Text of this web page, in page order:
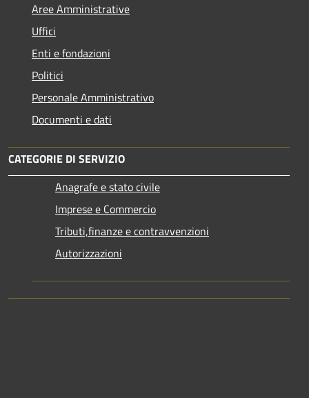
Aree Amministrative
Uffici
Enti e fondazioni
Politici
Personale Amministrativo
Documenti e dati
CATEGORIE DI SERVIZIO
Anagrafe e stato civile
Imprese e Commercio
Tributi,finanze e contravvenzioni
Autorizzazioni